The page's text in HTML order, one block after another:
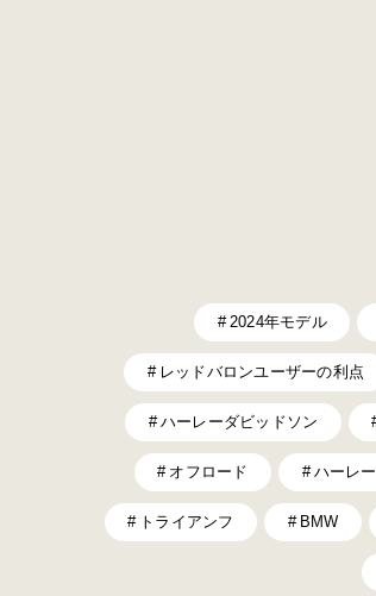
2024年モデル
レッドバロンユーザーの利点
ハーレーダビッドソン
オフロード ハーレー
トライアンフ BMW